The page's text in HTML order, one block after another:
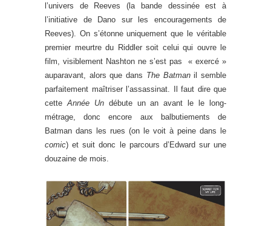
l’univers de Reeves (la bande dessinée est à
l’initiative de Dano sur les encouragements de
Reeves). On s’étonne uniquement que le véritable
premier meurtre du Riddler soit celui qui ouvre le
film, visiblement Nashton ne s’est pas « exercé »
auparavant, alors que dans The Batmanil semble
parfaitement maîtriser l’assassinat. Il faut dire que
cette Année Undébute un an avant le le long-
métrage, donc encore aux balbutiements de
Batman dans les rues (on le voit à peine dans le
comic) et suit donc le parcours d’Edward sur une
douzaine de mois.